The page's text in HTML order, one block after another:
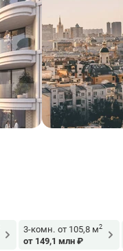
3-комн. от 105,8 м2
от 149,1 млн ₽